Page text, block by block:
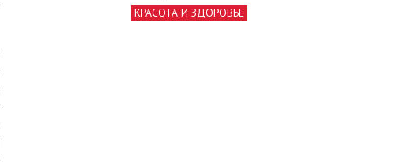
КРАСОТА И ЗДОРОВЬЕ